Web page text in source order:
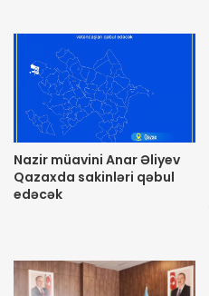
Nazir müavini Anar Əliyev
Qazaxda sakinləri qəbul
edəcək